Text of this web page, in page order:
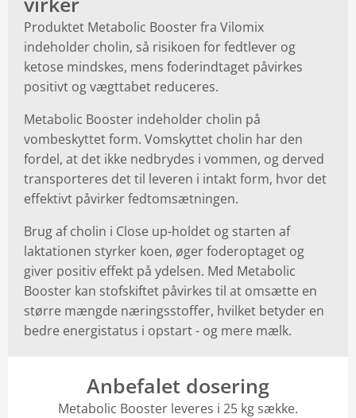
Produktet Metabolic Booster fra Vilomix
indeholder cholin, så risikoen for fedtlever og
ketose mindskes, mens foderindtaget påvirkes
positivt og vægttabet reduceres.
Metabolic Booster indeholder cholin på
vombeskyttet form. Vomskyttet cholin har den
fordel, at det ikke nedbrydes i vommen, og derved
transporteres det til leveren i intakt form, hvor det
effektivt påvirker fedtomsætningen.
Brug af cholin i Close up-holdet og starten af
laktationen styrker koen, øger foderoptaget og
giver positiv effekt på ydelsen. Med Metabolic
Booster kan stofskiftet påvirkes til at omsætte en
større mængde næringsstoffer, hvilket betyder en
bedre energistatus i opstart - og mere mælk.
Anbefalet dosering
Metabolic Booster leveres i 25 kg sække.